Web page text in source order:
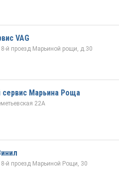
VAG
й проезд Марьиной рощи, д.30
Марьина Роща
22А
й проезд Марьиной Рощи, 30